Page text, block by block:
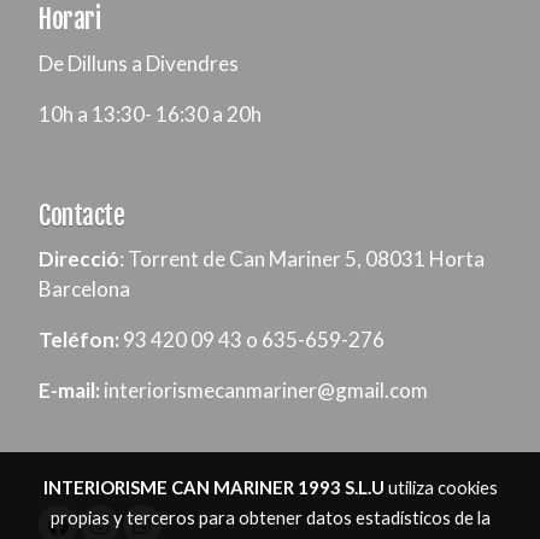
Horari
De Dilluns a Divendres
10h a 13:30- 16:30 a 20h
Contacte
Direcció: Torrent de Can Mariner 5, 08031 Horta
Barcelona
Teléfon: 93 420 09 43 o 635-659-276
E-mail: interiorismecanmariner@gmail.com
INTERIORISME CAN MARINER 1993 S.L.U utiliza cookies
propias y terceros para obtener datos estadísticos de la